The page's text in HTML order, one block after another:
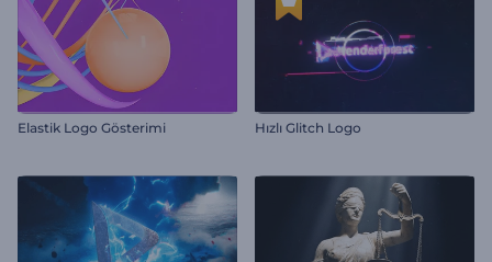
Elastik Logo Gösterimi Hızlı Glitch Logo